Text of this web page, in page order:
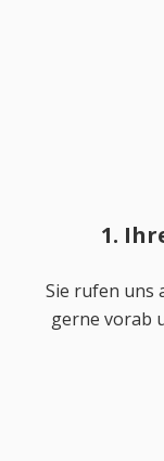
1.
Sie rufen uns
gerne vorab